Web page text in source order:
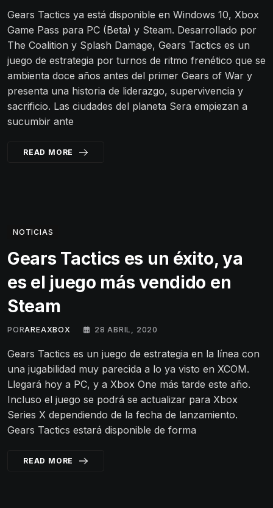
Gears Tactics ya está disponible en Windows 10, Xbox
Game Pass para PC (Beta) y Steam. Desarrollado por
The Coalition y Splash Damage, Gears Tactics es un
juego de estrategia por turnos de ritmo frenético que se
ambienta doce años antes del primer Gears of War y
presenta una historia de liderazgo, supervivencia y
sacrificio. Las ciudades del planeta Sera empiezan a
sucumbir ante
READ MORE
NOTICIAS
Gears Tactics es un éxito, ya
es el juego más vendido en
Steam
PORAREAXBOX 28 ABRIL, 2020
Gears Tactics es un juego de estrategia en la línea con
una jugabilidad muy parecida a lo ya visto en XCOM.
Llegará hoy a PC, y a Xbox One más tarde este año.
Incluso el juego se podrá se actualizar para Xbox
Series X dependiendo de la fecha de lanzamiento.
Gears Tactics estará disponible de forma
READ MORE